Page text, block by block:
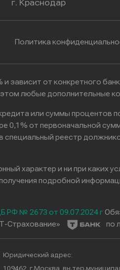
г. Краснодар
Политика
зависит от конкретного
любые дополнительные
или суммы процентов
0,1% от первоначальной
реестр
характер и ни при каких
подробной
РФ № 2673 от 09.07.2024 г
Страхование»
по
Юридический адрес:
109462, г.Москва,